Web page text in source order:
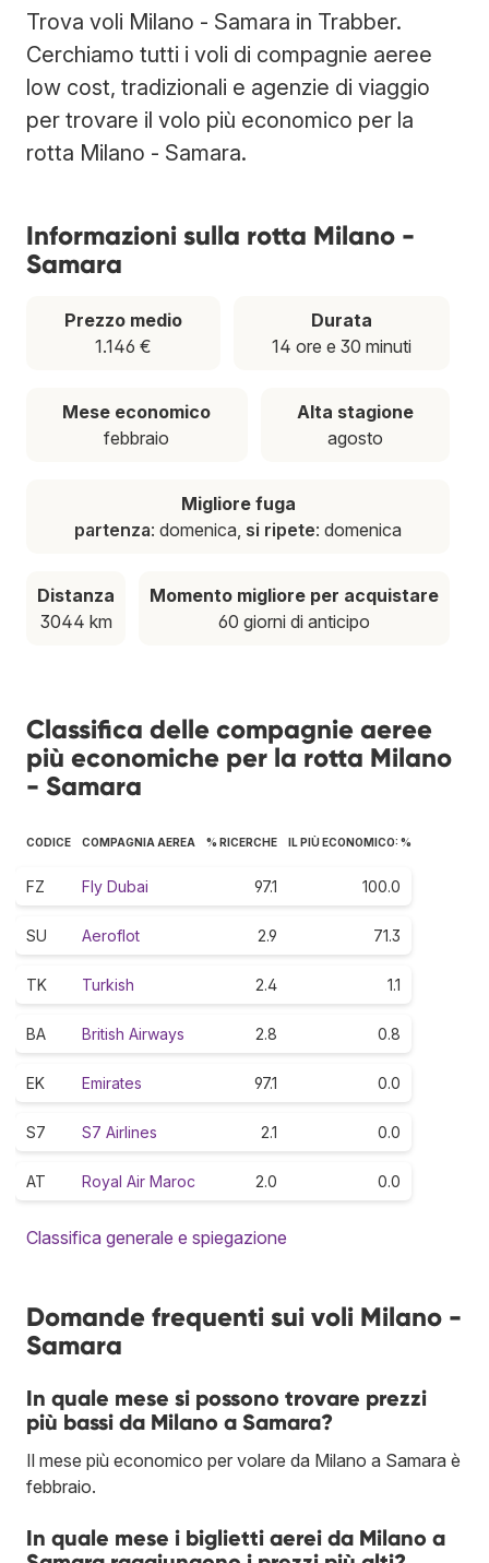
Trova voli Milano - Samara in Trabber.
Cerchiamo tutti i voli di compagnie aeree
low cost, tradizionali e agenzie di viaggio
per trovare il volo più economico per la
rotta Milano - Samara.
Informazioni sulla rotta Milano -
Samara
Prezzo medio
1.146 €
Durata
14 ore e 30 minuti
Mese economico
febbraio
Alta stagione
agosto
Migliore fuga
partenza: domenica, si ripete: domenica
Distanza
3044 km
Momento migliore per acquistare
60 giorni di anticipo
Classifica delle compagnie aeree
più economiche per la rotta Milano
- Samara
CODICE COMPAGNIA AEREA % RICERCHE IL PIÙ ECONOMICO: %
FZ Fly Dubai 97.1 100.0
SU Aeroflot 2.9 71.3
TK Turkish 2.4 1.1
BA British Airways 2.8 0.8
EK Emirates 97.1 0.0
S7 S7 Airlines 2.1 0.0
AT Royal Air Maroc 2.0 0.0
Classifica generale e spiegazione
Domande frequenti sui voli Milano -
Samara
In quale mese si possono trovare prezzi
più bassi da Milano a Samara?
Il mese più economico per volare da Milano a Samara è
febbraio.
In quale mese i biglietti aerei da Milano a